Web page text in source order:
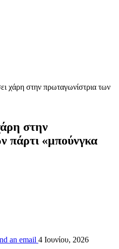
χάρη στην πρωταγωνίστρια των
στην
πάρτι «μπούνγκα
an email 4 Ιουνίου, 2026